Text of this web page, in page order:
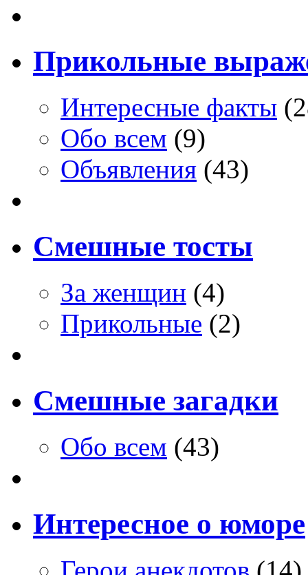
Прикольные
Интересные факты
Обо всем (9)
Объявления (43)
Смешные тосты
За женщин (4)
Прикольные (2)
Смешные загадки
Обо всем (43)
Интересное о юморе